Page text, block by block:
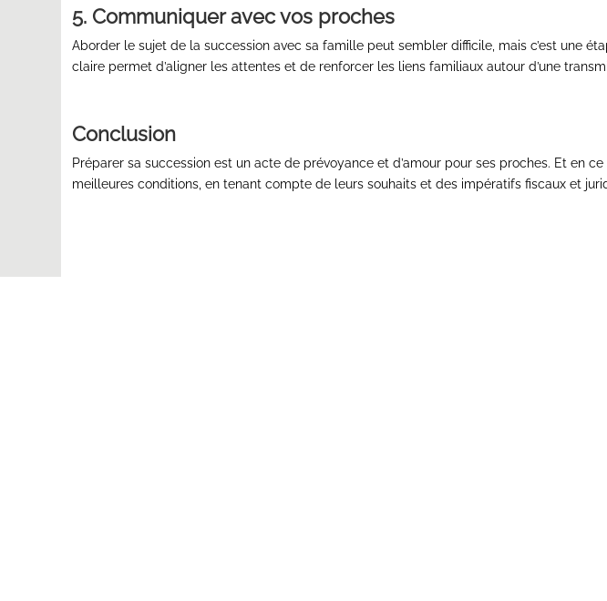
5. Communiquer avec vos proches
Aborder le sujet de la succession avec sa famille peut sembler difficile, mais c’est une
claire permet d’aligner les attentes et de renforcer les liens familiaux autour d’une
Conclusion
Préparer sa succession est un acte de prévoyance et d’amour pour ses proches. Et en
meilleures conditions, en tenant compte de leurs souhaits et des impératifs fiscaux et